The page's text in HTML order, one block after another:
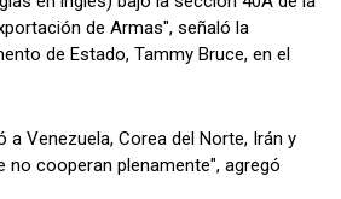
de Armas", señaló la
de Estado, Tammy Bruce, en el
a Venezuela, Corea del Norte, Irán y
no cooperan plenamente", agregó